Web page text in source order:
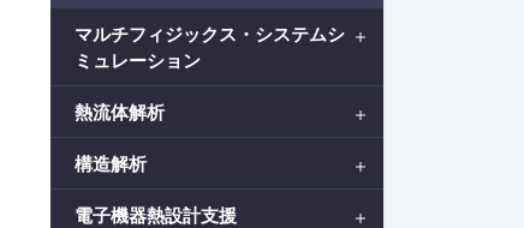
マルチフィジックス・システムシ
ミュレーション
熱流体解析
構造解析
電子機器熱設計支援